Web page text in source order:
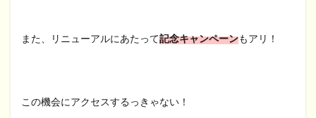
また、リニューアルにあたって記念キャンペーンもアリ！
この機会にアクセスするっきゃない！